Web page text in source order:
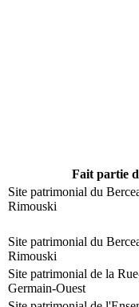
Fait partie
Site patrimonial du
Rimouski
Site patrimonial du
Rimouski
Site patrimonial de la
Germain-Ouest